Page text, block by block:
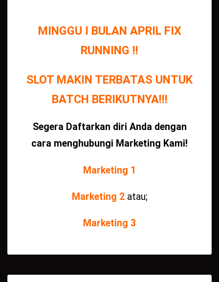
MINGGU I BULAN APRIL FIX
RUNNING !!
SLOT MAKIN TERBATAS UNTUK
BATCH BERIKUTNYA!!!
Segera Daftarkan diri Anda dengan
cara menghubungi Marketing Kami!
Marketing 1
Marketing 2atau;
Marketing 3